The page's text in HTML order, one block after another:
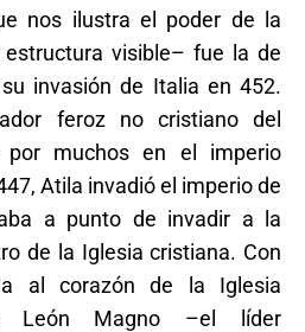
nos ilustra el poder de la
visible– fue la de
invasión de Italia en 452.
feroz no cristiano del
por muchos en el imperio
Atila invadió el imperio de
a punto de invadir a la
de la Iglesia cristiana. Con
al corazón de la Iglesia
León Magno –el líder